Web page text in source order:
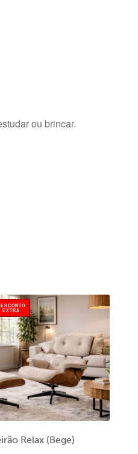
ou brincar.
EXTRA
Relax (Bege)